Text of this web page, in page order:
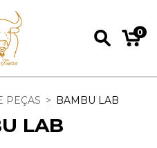
0
PEÇAS > BAMBU LAB
LAB